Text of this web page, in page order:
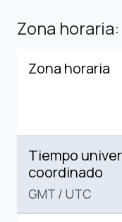
Zona
Zona horaria
Tiempo
coordinado
GMT / UTC